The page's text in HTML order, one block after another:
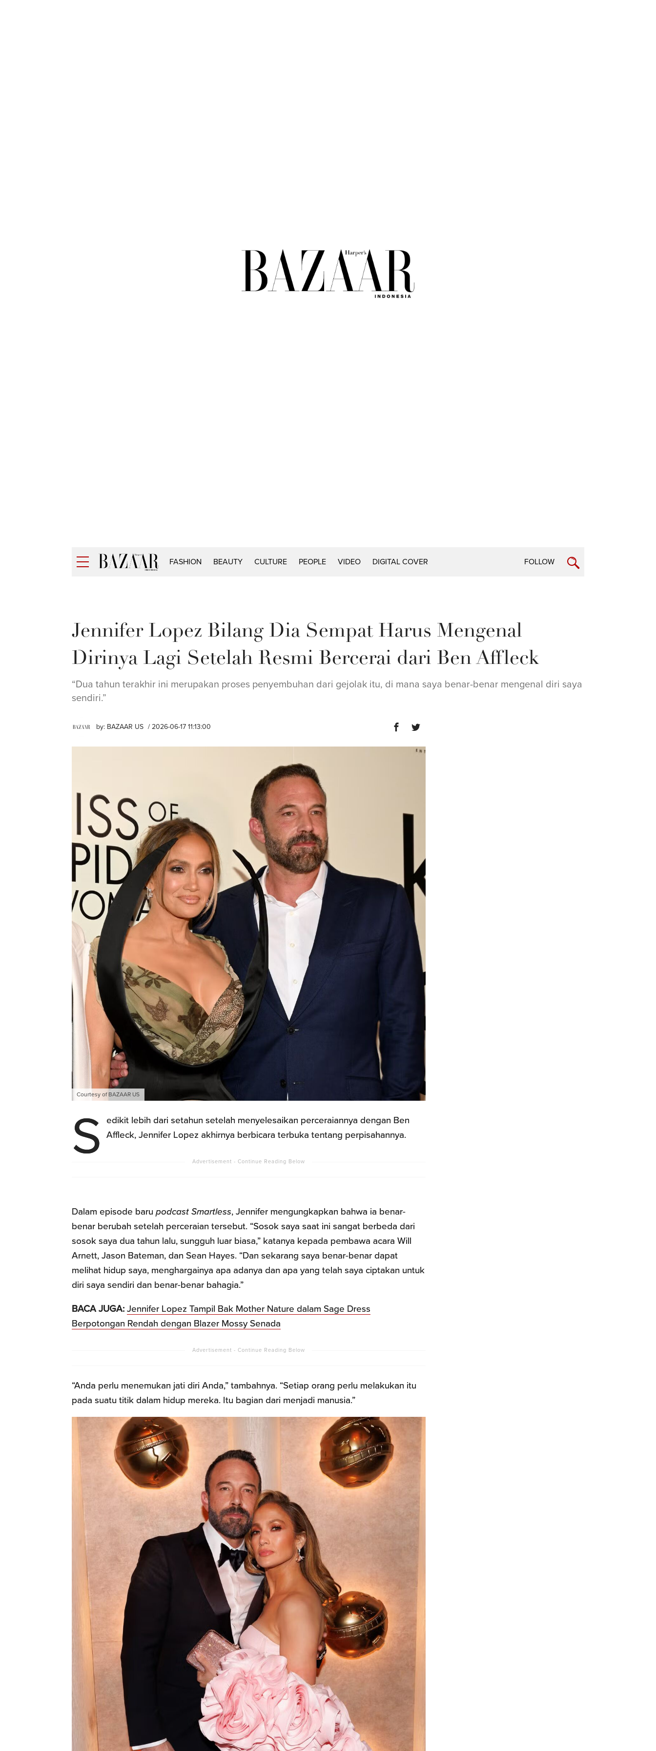
FASHION BEAUTY CULTURE PEOPLE VIDEO DIGITAL COVER FOLLOW
Jennifer Lopez Bilang Dia Sempat Harus Mengenal
Dirinya Lagi Setelah Resmi Bercerai dari Ben Affleck
“Dua tahun terakhir ini merupakan proses penyembuhan dari gejolak itu, di mana saya benar-benar mengenal diri saya
sendiri.”
by: BAZAAR US / 2026-06-17 11:13:00
Courtesy of BAZAAR US
S
edikit lebih dari setahun setelah menyelesaikan perceraiannya dengan Ben
Affleck, Jennifer Lopez akhirnya berbicara terbuka tentang perpisahannya.
Dalam episode baru podcast Smartless, Jennifer mengungkapkan bahwa ia benar-
benar berubah setelah perceraian tersebut. “Sosok saya saat ini sangat berbeda dari
sosok saya dua tahun lalu, sungguh luar biasa,” katanya kepada pembawa acara Will
Arnett, Jason Bateman, dan Sean Hayes. “Dan sekarang saya benar-benar dapat
melihat hidup saya, menghargainya apa adanya dan apa yang telah saya ciptakan untuk
diri saya sendiri dan benar-benar bahagia.”
BACA JUGA: Jennifer Lopez Tampil Bak Mother Nature dalam Sage Dress
Berpotongan Rendah dengan Blazer Mossy Senada
“Anda perlu menemukan jati diri Anda,” tambahnya. “Setiap orang perlu melakukan itu
pada suatu titik dalam hidup mereka. Itu bagian dari menjadi manusia.”